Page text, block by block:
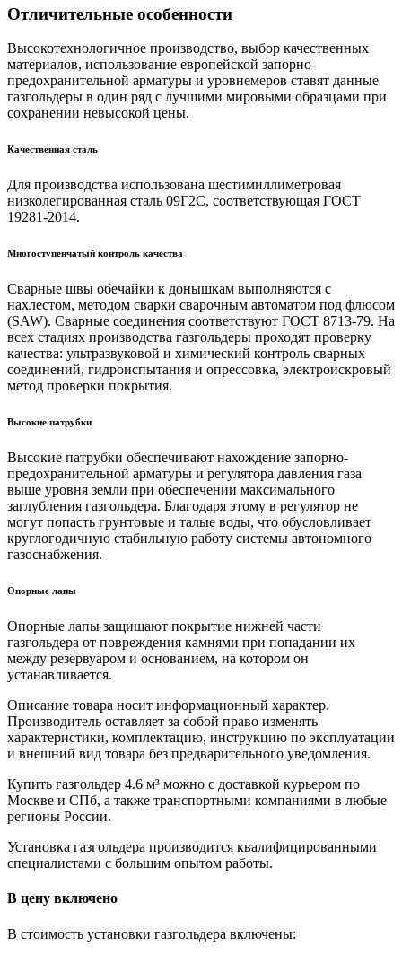
Отличительные особенности
Высокотехнологичное производство, выбор качественных
материалов, использование европейской запорно-
предохранительной арматуры и уровнемеров ставят данные
газгольдеры в один ряд с лучшими мировыми образцами при
сохранении невысокой цены.
Качественная сталь
Для производства использована шестимиллиметровая
низколегированная сталь 09Г2С, соответствующая ГОСТ
19281-2014.
Многоступенчатый контроль качества
Сварные швы обечайки к донышкам выполняются с
нахлестом, методом сварки сварочным автоматом под флюсом
(SAW). Сварные соединения соответствуют ГОСТ 8713-79. На
всех стадиях производства газгольдеры проходят проверку
качества: ультразвуковой и химический контроль сварных
соединений, гидроиспытания и опрессовка, электроискровый
метод проверки покрытия.
Высокие патрубки
Высокие патрубки обеспечивают нахождение запорно-
предохранительной арматуры и регулятора давления газа
выше уровня земли при обеспечении максимального
заглубления газгольдера. Благодаря этому в регулятор не
могут попасть грунтовые и талые воды, что обусловливает
круглогодичную стабильную работу системы автономного
газоснабжения.
Опорные лапы
Опорные лапы защищают покрытие нижней части
газгольдера от повреждения камнями при попадании их
между резервуаром и основанием, на котором он
устанавливается.
Описание товара носит информационный характер.
Производитель оставляет за собой право изменять
характеристики, комплектацию, инструкцию по эксплуатации
и внешний вид товара без предварительного уведомления.
Купить газгольдер 4.6 м³ можно с доставкой курьером по
Москве и СПб, а также транспортными компаниями в любые
регионы России.
Установка газгольдера производится квалифицированными
специалистами с большим опытом работы.
В цену включено
В стоимость установки газгольдера включены: